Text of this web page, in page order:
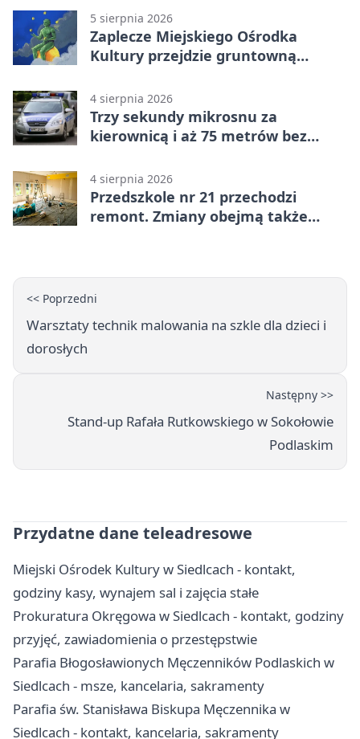
5 sierpnia 2026
Zaplecze Miejskiego Ośrodka
Kultury przejdzie gruntowną
4 sierpnia 2026
Trzy sekundy mikrosnu za
kierownicą i aż 75 metrów bez
4 sierpnia 2026
Przedszkole nr 21 przechodzi
remont. Zmiany obejmą także
<< Poprzedni
Warsztaty technik malowania na szkle dla dzieci i
dorosłych
Następny >>
Stand-up Rafała Rutkowskiego w Sokołowie
Podlaskim
Przydatne dane teleadresowe
Miejski Ośrodek Kultury w Siedlcach - kontakt,
godziny kasy, wynajem sal i zajęcia stałe
Prokuratura Okręgowa w Siedlcach - kontakt, godziny
przyjęć, zawiadomienia o przestępstwie
Parafia Błogosławionych Męczenników Podlaskich w
Siedlcach - msze, kancelaria, sakramenty
Parafia św. Stanisława Biskupa Męczennika w
Siedlcach - kontakt, kancelaria, sakramenty